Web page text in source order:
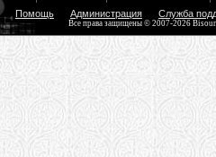
Помощь Администрация Служба
Все права защищены © 2007-2026